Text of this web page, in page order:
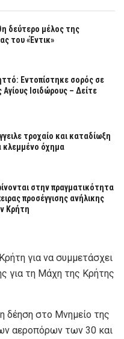
δεύτερο μέλος της
του «Έντικ»
Εντοπίστηκε σορός σε
Ισιδώρους – Δείτε
τροχαίο και καταδίωξη
κλεμμένο όχημα
στην πραγματικότητα
προσέγγισης ανήλικης
Κρήτη
για να συμμετάσχει
για τη Μάχη της Κρήτης
δέηση στο Μνημείο της
αεροπόρων των 30 και